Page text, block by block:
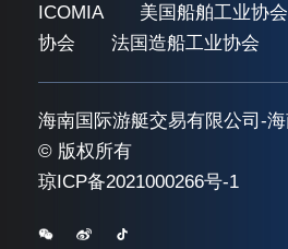
ICOMIA 美国船舶工业协会
协会
法国造船工业协会
海南国际游艇交易有限公司-
© 版权所有
琼ICP备2021000266号-1